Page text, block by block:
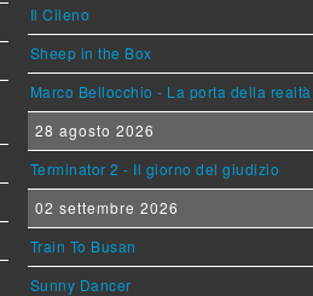
Il Cileno
Sheep in the Box
Marco Bellocchio - La porta della realtà
28 agosto 2026
Terminator 2 - Il giorno del giudizio
02 settembre 2026
Train To Busan
Sunny Dancer